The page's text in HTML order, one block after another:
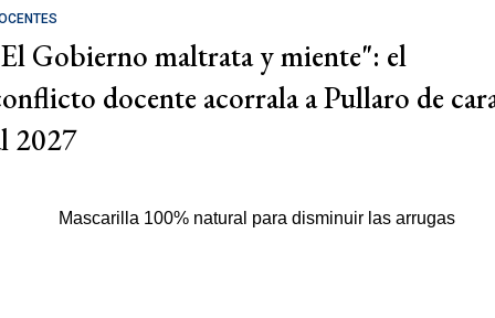
Gobierno maltrata y miente": el
docente acorrala a Pullaro de
2027